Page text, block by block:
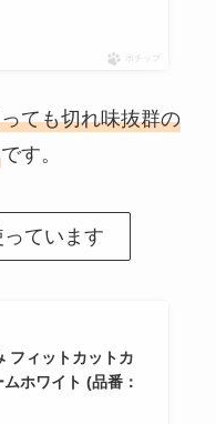
ポチップ
ても切れ味抜群の
です。
ています
フィットカットカ
ホワイト (品番：